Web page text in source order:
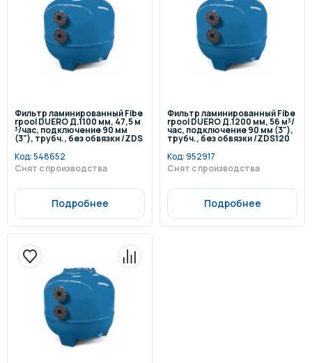
Фильтр ламинированный Fibe
rpool DUERO Д.1100 мм, 47,5 м
³/час, подключение 90 мм
(3"), трубч., без обвязки /ZDS
110
Код:548652
Снят с производства
Подробнее
Фильтр ламинированный Fibe
rpool DUERO Д.1200 мм, 56 м³/
час, подключение 90 мм (3"),
трубч., без обвязки /ZDS120
Код:952917
Снят с производства
Подробнее